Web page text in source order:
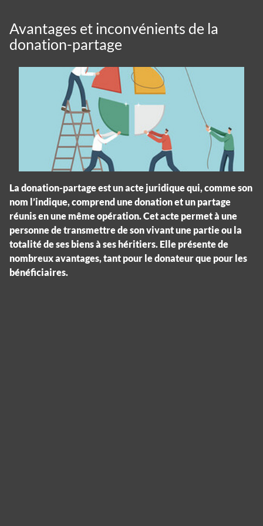
Avantages et inconvénients de la
donation-partage
La donation-partage est un acte juridique qui, comme son
nom l’indique, comprend une donation et un partage
réunis en une même opération. Cet acte permet à une
personne de transmettre de son vivant une partie ou la
totalité de ses biens à ses héritiers. Elle présente de
nombreux avantages, tant pour le donateur que pour les
bénéficiaires.